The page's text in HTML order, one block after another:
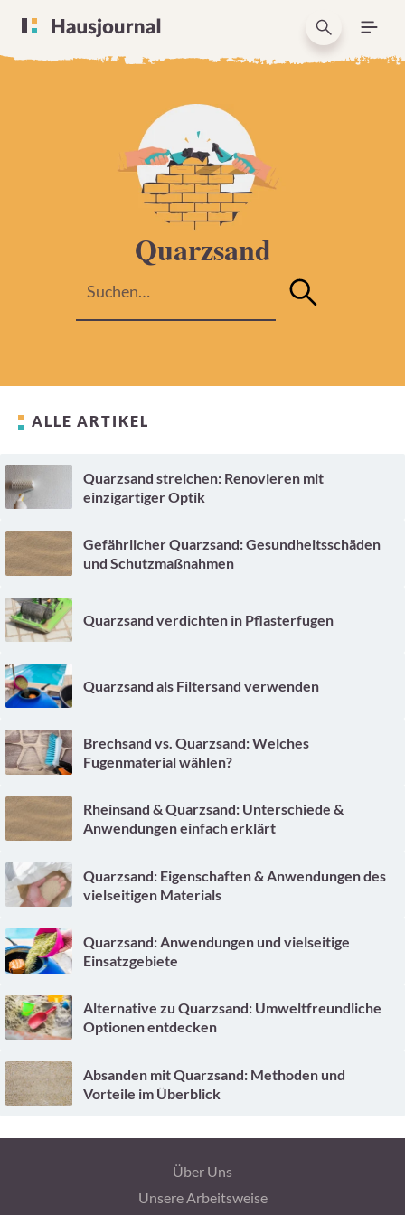
Quarzsand
ALLE ARTIKEL
Quarzsand streichen: Renovieren mit
einzigartiger Optik
Gefährlicher Quarzsand: Gesundheitsschäden
und Schutzmaßnahmen
Quarzsand verdichten in Pflasterfugen
Quarzsand als Filtersand verwenden
Brechsand vs. Quarzsand: Welches
Fugenmaterial wählen?
Rheinsand & Quarzsand: Unterschiede &
Anwendungen einfach erklärt
Quarzsand: Eigenschaften & Anwendungen des
vielseitigen Materials
Quarzsand: Anwendungen und vielseitige
Einsatzgebiete
Alternative zu Quarzsand: Umweltfreundliche
Optionen entdecken
Absanden mit Quarzsand: Methoden und
Vorteile im Überblick
Über Uns
Unsere Arbeitsweise